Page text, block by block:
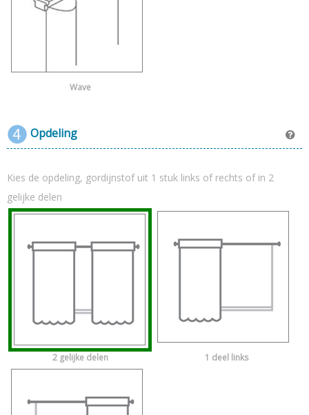
Wave
Opdeling
Kies de opdeling, gordijnstof uit 1 stuk links of rechts of in 2
gelijke delen
2 gelijke delen 1 deel links